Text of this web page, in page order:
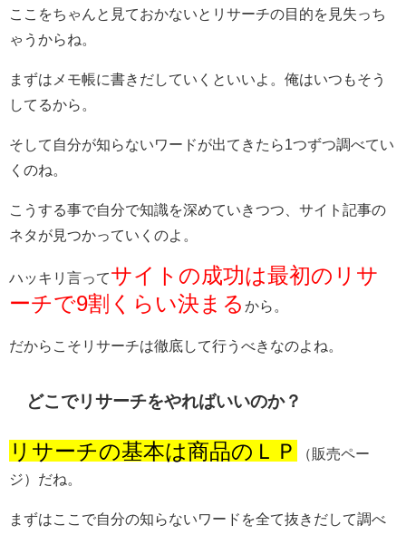
ここをちゃんと見ておかないとリサーチの目的を見失っち
ゃうからね。
まずはメモ帳に書きだしていくといいよ。俺はいつもそう
してるから。
そして自分が知らないワードが出てきたら1つずつ調べてい
くのね。
こうする事で自分で知識を深めていきつつ、サイト記事の
ネタが見つかっていくのよ。
ハッキリ言ってサイトの成功は最初のリサ
ーチで9割くらい決まる から。
だからこそリサーチは徹底して行うべきなのよね。
どこでリサーチをやればいいのか？
リサーチの基本は商品のＬＰ
（販売ペー
ジ）だね。
まずはここで自分の知らないワードを全て抜きだして調べ